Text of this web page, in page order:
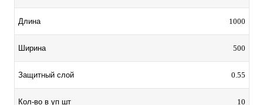
Длина 1000
Ширина 500
Защитный слой 0.55
Кол-во в уп шт 10